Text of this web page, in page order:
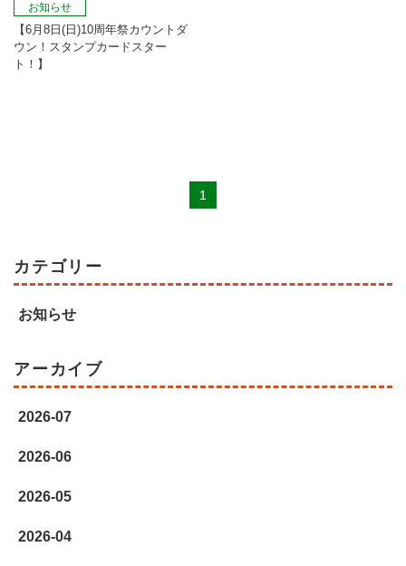
お知らせ
【6月8日(日)10周年祭カウントダ
ウン！スタンプカードスター
ト！】
1
カテゴリー
お知らせ
アーカイブ
2026-07
2026-06
2026-05
2026-04